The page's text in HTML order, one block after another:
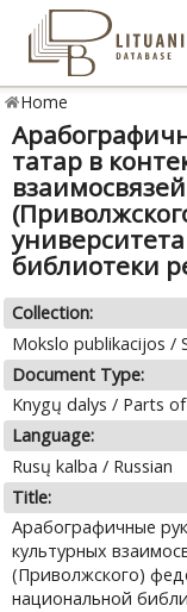
Home
татар в
библиотеки
Collection:
Mokslo publikacijos /
Document Type:
Knygų dalys / Parts
Language:
Rusų kalba / Russian
Title:
Арабографичные
культурных
(Приволжского)
национальной